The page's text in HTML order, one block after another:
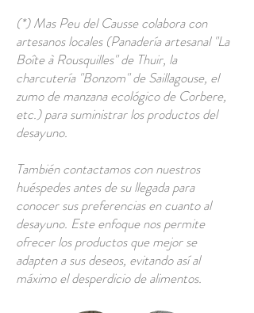
(*) Mas Peu del Causse colabora con
artesanos locales (Panadería artesanal "La
Boîte à Rousquilles" de Thuir, la
charcutería "Bonzom" de Saillagouse, el
zumo de manzana ecológico de Corbere,
etc.) para suministrar los productos del
desayuno.
También contactamos con nuestros
huéspedes antes de su llegada para
conocer sus preferencias en cuanto al
desayuno. Este enfoque nos permite
ofrecer los productos que mejor se
adapten a sus deseos, evitando así al
máximo el desperdicio de alimentos.